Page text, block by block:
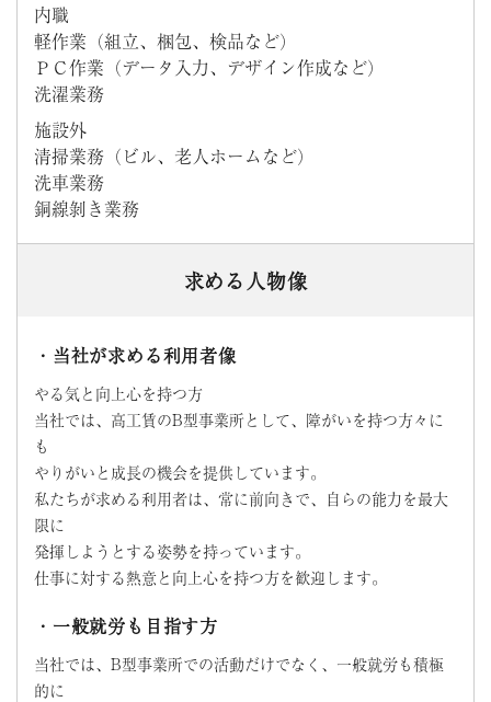
内職
軽作業（組立、梱包、検品など）
ＰＣ作業（データ入力、デザイン作成など）
洗濯業務
施設外
清掃業務（ビル、老人ホームなど）
洗車業務
銅線剝き業務
求める人物像
・当社が求める利用者像
やる気と向上心を持つ方
当社では、高工賃のB型事業所として、障がいを持つ方々に
も
やりがいと成長の機会を提供しています。
私たちが求める利用者は、常に前向きで、自らの能力を最大
限に
発揮しようとする姿勢を持っています。
仕事に対する熱意と向上心を持つ方を歓迎します。
・一般就労も目指す方
当社では、B型事業所での活動だけでなく、一般就労も積極
的に